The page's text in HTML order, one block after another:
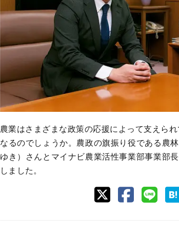
農業はさまざまな政策の応援によって支えら
なるのでしょうか。農政の旗振り役である農
ゆき）さんとマイナビ農業活性事業部事業部
しました。